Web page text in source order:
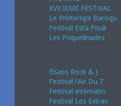
XVII IEME FESTIVAL
Le Printemps Baroqu
Festival Esta Pouli
Les Poquelinades
Elsass Rock & J
Festival l'Air Du T
Festival Internatio
Festival Les Extrav